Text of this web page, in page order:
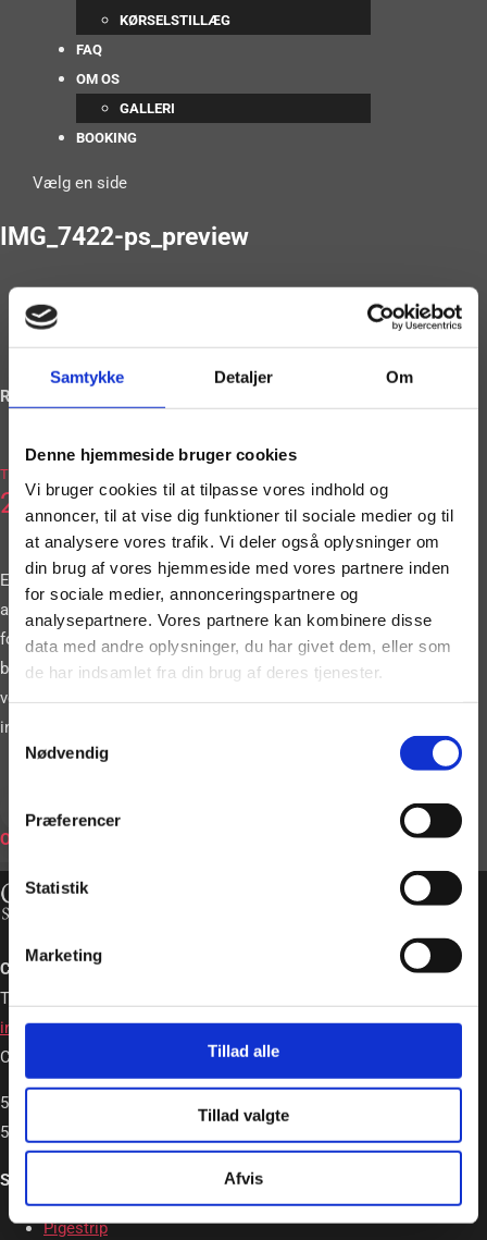
Samtykke Detaljer Om
Denne hjemmeside bruger cookies
Vi bruger cookies til at tilpasse vores indhold og
annoncer, til at vise dig funktioner til sociale medier og til
at analysere vores trafik. Vi deler også oplysninger om
din brug af vores hjemmeside med vores partnere inden
for sociale medier, annonceringspartnere og
analysepartnere. Vores partnere kan kombinere disse
data med andre oplysninger, du har givet dem, eller som
de har indsamlet fra din brug af deres tjenester.
Samtykkevalg
Nødvendig
Præferencer
Statistik
Marketing
Tillad alle
Tillad valgte
Afvis
KØRSELSTILLÆG
FAQ
OM OS
GALLERI
BOOKING
Vælg en side
IMG_7422-ps_preview
Ring og book på
Tlf.
2036
2663
Eller book vores
artister gennem vores
formular. Vi
bestræber os på at
vende tilbage til dig
inden for 24 timer.
BOOK
ONLINE
Charlotte Schou – Strip og Event
Tlf. +45 20362663
info@charlotteschou.dk
CVR: 31814642
5,0
5,0 out of 5 stars (based on 19 reviews)
Strip & Event
Pigestrip